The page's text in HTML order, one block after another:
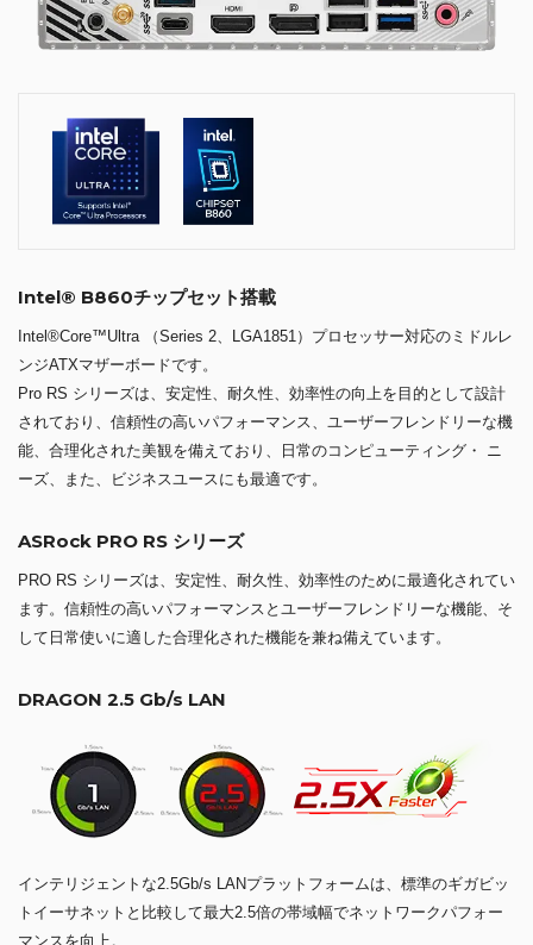
Intel® B860チップセット搭載
Intel®Core™Ultra （Series 2、LGA1851）プロセッサー対応のミドルレ
ンジATXマザーボードです。
Pro RS シリーズは、安定性、耐久性、効率性の向上を目的として設計
されており、信頼性の高いパフォーマンス、ユーザーフレンドリーな機
能、合理化された美観を備えており、日常のコンピューティング・ ニ
ーズ、また、ビジネスユースにも最適です。
ASRock PRO RS シリーズ
PRO RS シリーズは、安定性、耐久性、効率性のために最適化されてい
ます。信頼性の高いパフォーマンスとユーザーフレンドリーな機能、そ
して日常使いに適した合理化された機能を兼ね備えています。
DRAGON 2.5 Gb/s LAN
インテリジェントな2.5Gb/s LANプラットフォームは、標準のギガビッ
トイーサネットと比較して最大2.5倍の帯域幅でネットワークパフォー
マンスを向上。